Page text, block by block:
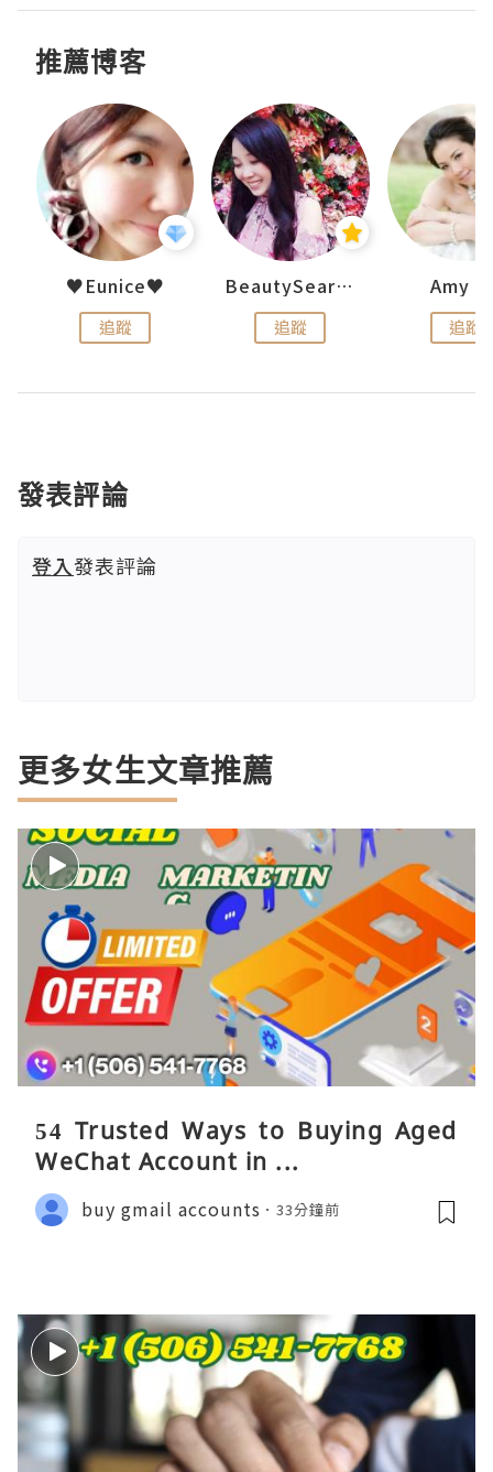
推薦博客
♥Eunice♥
追蹤
BeautySearch
追蹤
Amy
追蹤
發表評論
登入發表評論
更多女生文章推薦
54 Trusted Ways to Buying Aged
WeChat Account in ...
buy gmail accounts 33分鐘前